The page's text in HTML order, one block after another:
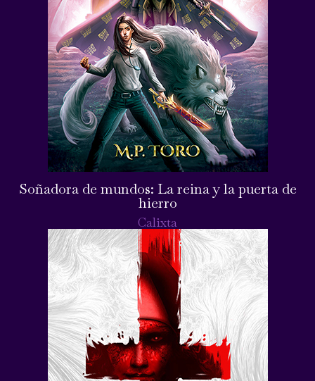
Soñadora de mundos: La reina y la puerta de
hierro
Calixta